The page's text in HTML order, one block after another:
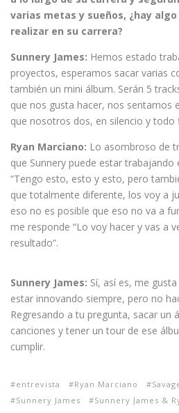
varias metas y sueños, ¿hay
realizar en su carrera?
Sunnery James: Hemos estado
proyectos, esperamos sacar varias
también un mini álbum. Serán 5
que nos gusta hacer, nos sentamos
que nosotros dos, en silencio y todo
Ryan Marciano: Lo asombroso de
que Sunnery puede estar trabajando
“Tengo esto, esto y esto, pero
que totalmente diferente, los voy a
eso no es posible que eso no va a
me responde “Lo voy hacer y vas a
resultado”.
Sunnery James: Sí, así es, me
estar innovando siempre, pero no
Regresando a tu pregunta, sacar un
canciones y tener un tour de ese
cumplir.
entrevista Ryan Marciano
Sunnery James
Sunnery James &